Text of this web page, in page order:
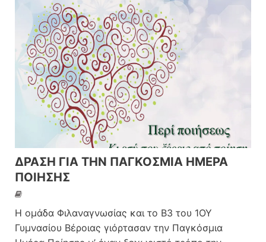
ΔΡΑΣΗ ΓΙΑ ΤΗΝ ΠΑΓΚΟΣΜΙΑ ΗΜΕΡΑ
ΠΟΙΗΣΗΣ
Η ομάδα Φιλαναγνωσίας και το Β3 του 1ΟΥ
Γυμνασίου Βέροιας γιόρτασαν την Παγκόσμια